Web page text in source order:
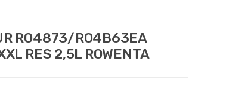
RO4873/RO4B63EA
RES 2,5L ROWENTA